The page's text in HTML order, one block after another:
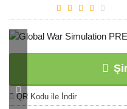
QR Kodu ile İndir